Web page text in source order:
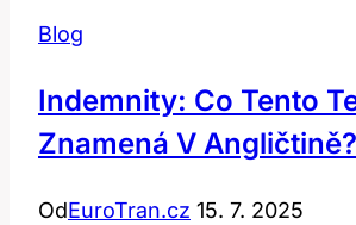
Blog
Indemnity: Co Tento
Znamená V Angličtině?
OdEuroTran.cz 15. 7. 2025